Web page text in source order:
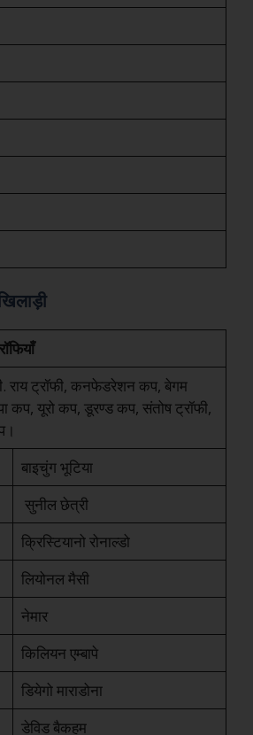
राय ट्रॉफी, कनफेडरेशन कप, बेगम
कप, यूरो कप, डूरण्ड कप, संतोष ट्रॉफी,
बाइचुंग भूटिया
सुनील छेत्री
क्रिस्टियानो रोनाल्डो
लियोनल मैसी
नेमार
किलियन एम्बापे
डियेगो माराडोना
डेविड बैकहम